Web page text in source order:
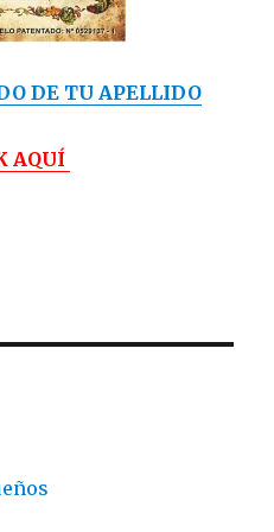
DE TU APELLIDO
AQUÍ